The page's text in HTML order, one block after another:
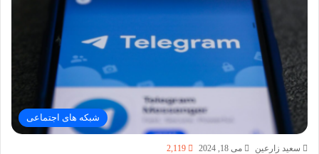
شبکه های اجتماعی
سعید زارعین می 18, 2024 2,119